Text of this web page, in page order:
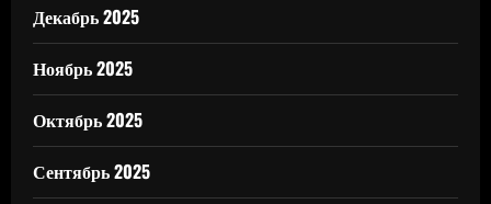
Декабрь 2025
Ноябрь 2025
Октябрь 2025
Сентябрь 2025